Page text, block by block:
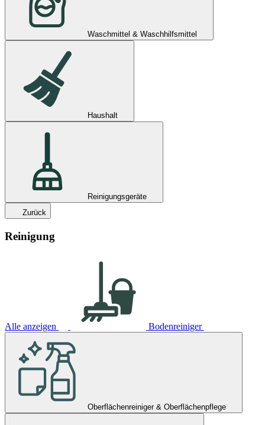
Waschmittel & Waschhilfsmittel
Haushalt
Reinigungsgeräte
Zurück
Reinigung
Alle anzeigen Bodenreiniger
Oberflächenreiniger & Oberflächenpflege